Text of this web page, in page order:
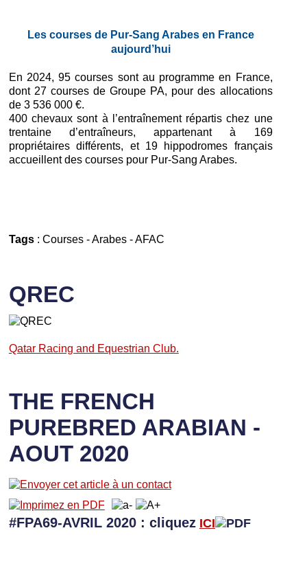
Les courses de Pur-Sang Arabes en France
aujourd’hui
En 2024, 95 courses sont au programme en France,
dont 27 courses de Groupe PA, pour des allocations
de 3 536 000 €.
400 chevaux sont à l’entraînement répartis chez une
trentaine d’entraîneurs, appartenant à 169
propriétaires différents, et 19 hippodromes français
accueillent des courses pour Pur-Sang Arabes.
Tags: Courses-Arabes-AFAC
QREC
Qatar Racing and Equestrian Club.
THE FRENCH
PUREBRED ARABIAN -
AOUT 2020
#FPA69-AVRIL 2020 : cliquez ICI